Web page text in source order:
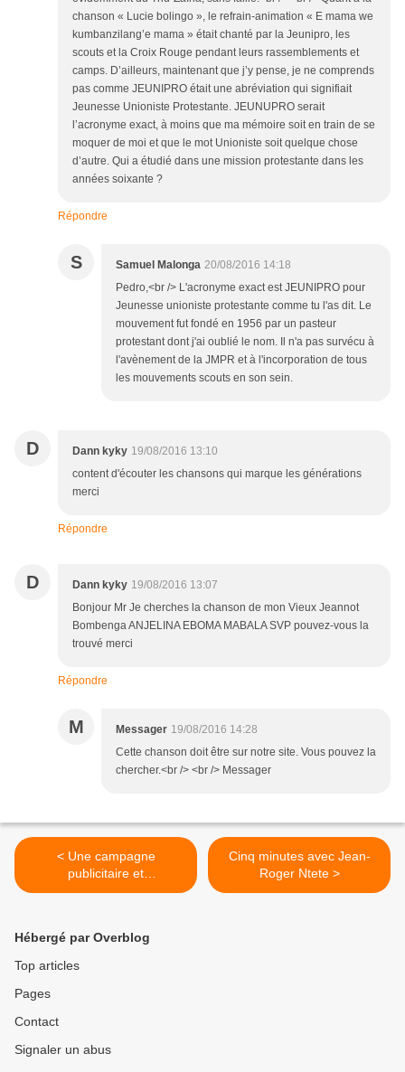
chanson « Lucie bolingo », le refrain-animation « E mama we
kumbanzilang’e mama » était chanté par la Jeunipro, les
scouts et la Croix Rouge pendant leurs rassemblements et
camps. D’ailleurs, maintenant que j’y pense, je ne comprends
pas comme JEUNIPRO était une abréviation qui signifiait
Jeunesse Unioniste Protestante. JEUNUPRO serait
l’acronyme exact, à moins que ma mémoire soit en train de se
moquer de moi et que le mot Unioniste soit quelque chose
d’autre. Qui a étudié dans une mission protestante dans les
années soixante ?
Répondre
S Samuel Malonga 20/08/2016 14:18
Pedro,<br /> L'acronyme exact est JEUNIPRO pour
Jeunesse unioniste protestante comme tu l'as dit. Le
mouvement fut fondé en 1956 par un pasteur
protestant dont j'ai oublié le nom. Il n'a pas survécu à
l'avènement de la JMPR et à l'incorporation de tous
les mouvements scouts en son sein.
D Dann kyky 19/08/2016 13:10
content d'écouter les chansons qui marque les générations
merci
Répondre
D Dann kyky 19/08/2016 13:07
Bonjour Mr Je cherches la chanson de mon Vieux Jeannot
Bombenga ANJELINA EBOMA MABALA SVP pouvez-vous la
trouvé merci
Répondre
M Messager 19/08/2016 14:28
Cette chanson doit être sur notre site. Vous pouvez la
chercher.<br /> <br /> Messager
< Une campagne
publicitaire et
promotionnelle des années
Cinq minutes avec Jean-
Roger Ntete >
Hébergé par Overblog
Top articles
Pages
Contact
Signaler un abus